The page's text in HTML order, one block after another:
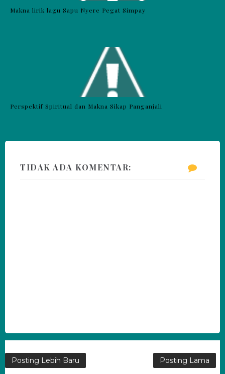
Makna lirik lagu Sapu Nyere Pegat Simpay
Perspektif Spiritual dan Makna Sikap Panganjali
TIDAK ADA KOMENTAR:
Posting Lebih Baru Posting Lama